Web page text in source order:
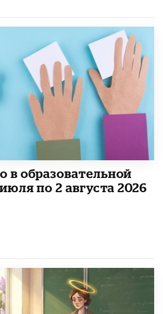
в образовательной
по 2 августа 2026